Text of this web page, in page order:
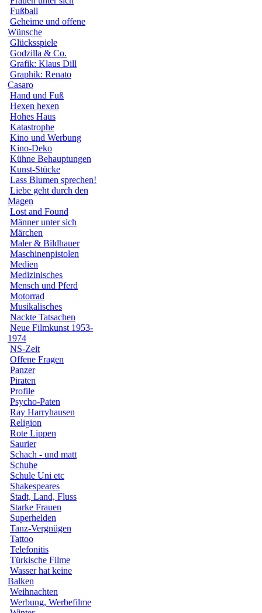
Fußball
Geheime und offene
Wünsche
Glücksspiele
Godzilla & Co.
Grafik: Klaus Dill
Graphik: Renato
Casaro
Hand und Fuß
Hexen hexen
Hohes Haus
Katastrophe
Kino und Werbung
Kino-Deko
Kühne Behauptungen
Kunst-Stücke
Lass Blumen sprechen!
Liebe geht durch den
Magen
Lost and Found
Männer unter sich
Märchen
Maler & Bildhauer
Maschinenpistolen
Medien
Medizinisches
Mensch und Pferd
Motorrad
Musikalisches
Nackte Tatsachen
Neue Filmkunst 1953-
1974
NS-Zeit
Offene Fragen
Panzer
Piraten
Profile
Psycho-Paten
Ray Harryhausen
Religion
Rote Lippen
Saurier
Schach - und matt
Schuhe
Schule Uni etc
Shakespeares
Stadt, Land, Fluss
Starke Frauen
Superhelden
Tanz-Vergnügen
Tattoo
Telefonitis
Türkische Filme
Wasser hat keine
Balken
Weihnachten
Werbung, Werbefilme